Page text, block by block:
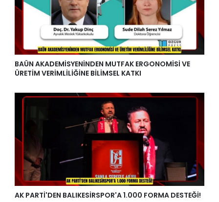
BAÜN AKADEMİSYENİNDEN MUTFAK ERGONOMİSİ VE
ÜRETİM VERİMLİLİĞİNE BİLİMSEL KATKI
AK PARTİ'DEN BALIKESİRSPOR'A 1.000 FORMA DESTEĞİ!